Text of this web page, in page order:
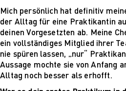
Mich persönlich hat definitiv
der Alltag für eine Praktikantin
deinen Vorgesetzten ab. Meine
ein vollständiges Mitglied ihrer
nie spüren lassen, „nur“
Aussage mochte sie von Anfang
Alltag noch besser als erhofft.